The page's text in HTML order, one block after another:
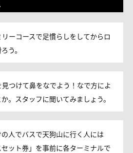
ーコースで足慣らしをしてからロ
う。
見つけて鼻をなでよう！なで方によ
。スタッフに聞いてみましょう。
人でバスで天狗山に行く人には
セット券」を事前に各ターミナルで